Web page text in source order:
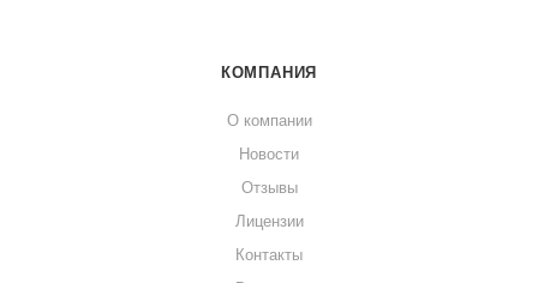
КОМПАНИЯ
О компании
Новости
Отзывы
Лицензии
Контакты